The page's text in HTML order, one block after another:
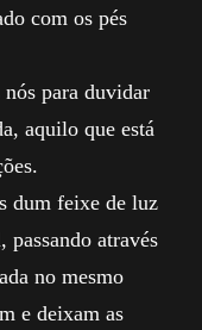
com os pés
para duvidar
aquilo que está
dum feixe de luz
através
no mesmo
e deixam as